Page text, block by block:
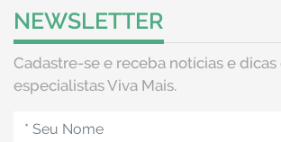
como uma mãe maldosa ou amiga
sentir-se para baixo, mas não consegue
esposo, que tem um bom trabalho e filhos
simplesmente não entende porque aquilo
podem ser suficientes para desencadear
NEWSLETTER
Cadastre-se e receba notícias e dicas
especialistas Viva Mais.